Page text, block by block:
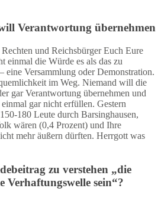
Verantwortung übernehmen
und Reichsbürger Euch Eure
einmal die Würde es als das zu
eine Versammlung oder Demonstration.
im Weg. Niemand will die
gar Verantwortung übernehmen und
gar nicht erfüllen. Gestern
180 Leute durch Barsinghausen,
wären (0,4 Prozent) und Ihre
mehr äußern dürften. Herrgott was
zu verstehen „die
Verhaftungswelle sein“?